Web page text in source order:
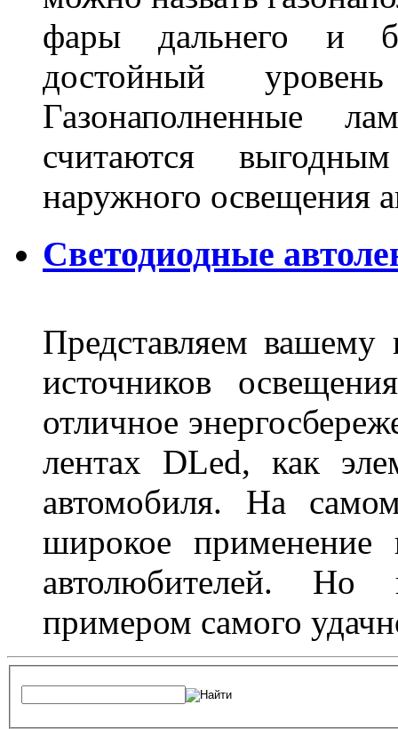
фары дальнего и
достойный
Газонаполненные
считаются
наружного освещения
Светодиодные
Представляем
источников
отличное
лентах DLed, как
автомобиля. На
широкое
автолюбителей. Но
примером самого